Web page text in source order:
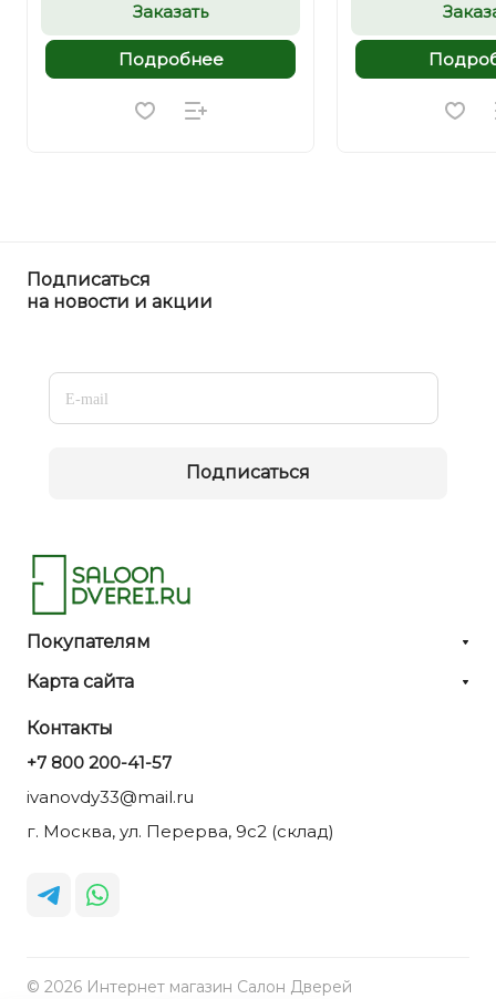
Заказать
Подробнее
Подписаться
на новости и акции
Подписаться
Покупателям
Карта сайта
Контакты
+7 800 200-41-57
ivanovdy33@mail.ru
г. Москва, ул. Перерва, 9с2 (склад)
© 2026 Интернет магазин Салон Дверей